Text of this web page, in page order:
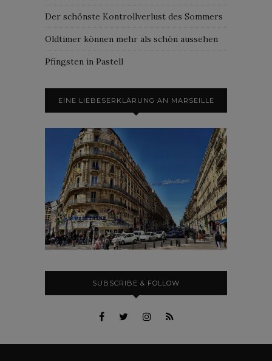
Der schönste Kontrollverlust des Sommers
Oldtimer können mehr als schön aussehen
Pfingsten in Pastell
EINE LIEBESERKLÄRUNG AN MARSEILLE
SUBSCRIBE & FOLLOW